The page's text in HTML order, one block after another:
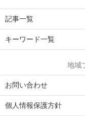
記事一覧
キーワード一覧
地域
お問い合わせ
個人情報保護方針